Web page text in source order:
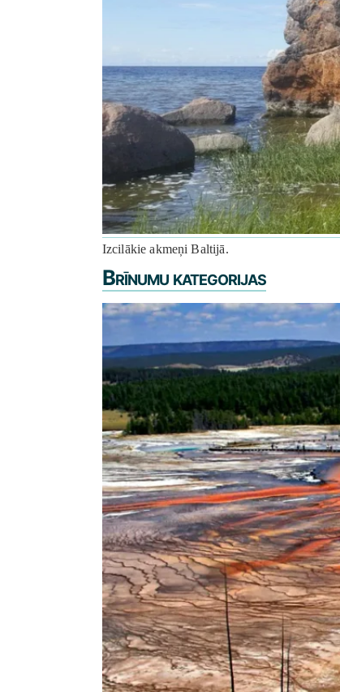
Izcilākie akmeņi Baltijā.
Brīnumu kategorijas